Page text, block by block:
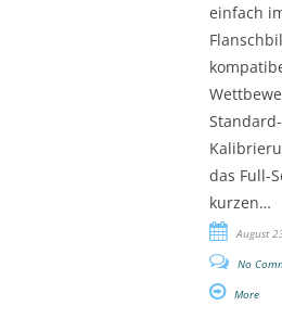
einfach
das Full-
kurzen…
August
No
More